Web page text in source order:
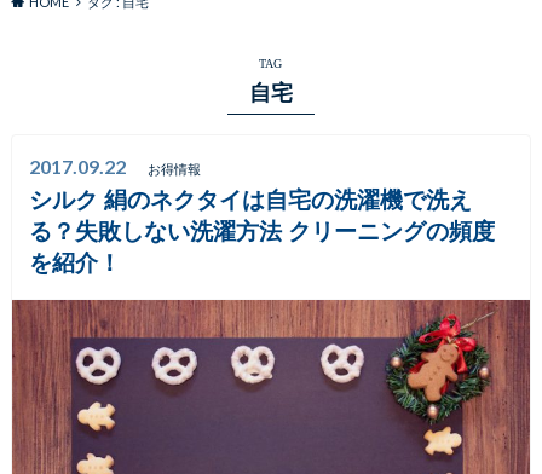
TAG
自宅
2017.09.22 お得情報
シルク 絹のネクタイは自宅の洗濯機で洗え
る？失敗しない洗濯方法 クリーニングの頻度
を紹介！